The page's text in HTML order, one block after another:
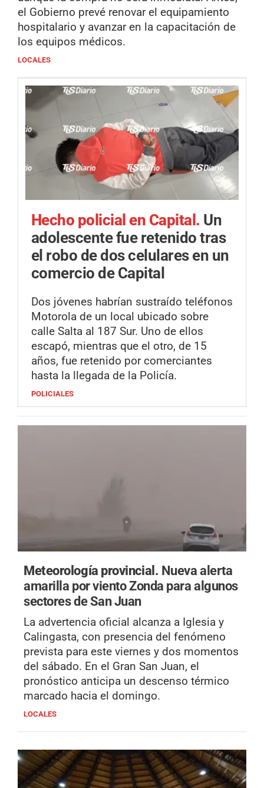
el Gobierno prevé renovar el equipamiento
hospitalario y avanzar en la capacitación de
los equipos médicos.
LOCALES
Hecho policial en Capital. Un
adolescente fue retenido tras
el robo de dos celulares en un
comercio de Capital
Dos jóvenes habrían sustraído teléfonos
Motorola de un local ubicado sobre
calle Salta al 187 Sur. Uno de ellos
escapó, mientras que el otro, de 15
años, fue retenido por comerciantes
hasta la llegada de la Policía.
POLICIALES
Meteorología provincial. Nueva alerta
amarilla por viento Zonda para algunos
sectores de San Juan
La advertencia oficial alcanza a Iglesia y
Calingasta, con presencia del fenómeno
prevista para este viernes y dos momentos
del sábado. En el Gran San Juan, el
pronóstico anticipa un descenso térmico
marcado hacia el domingo.
LOCALES